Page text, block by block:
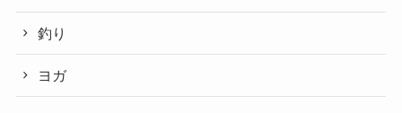
釣り
ヨガ